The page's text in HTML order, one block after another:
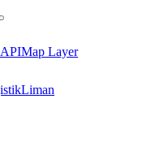
APIMap Layer
Liman